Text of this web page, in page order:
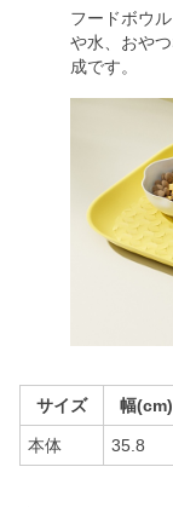
フードボウ
や水、おや
成です。
サイズ 幅(cm)
本体 35.8